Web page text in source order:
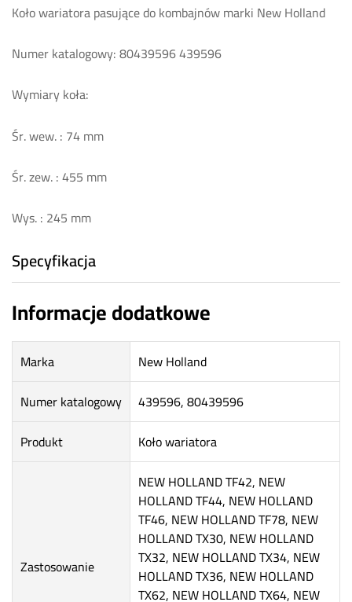
Koło wariatora pasujące do kombajnów marki New Holland
Numer katalogowy: 80439596 439596
Wymiary koła:
Śr. wew. : 74 mm
Śr. zew. : 455 mm
Wys. : 245 mm
Specyfikacja
Informacje dodatkowe
Marka
New Holland
Numer katalogowy
439596, 80439596
Produkt
Koło wariatora
Zastosowanie
NEW HOLLAND TF42, NEW
HOLLAND TF44, NEW HOLLAND
TF46, NEW HOLLAND TF78, NEW
HOLLAND TX30, NEW HOLLAND
TX32, NEW HOLLAND TX34, NEW
HOLLAND TX36, NEW HOLLAND
TX62, NEW HOLLAND TX64, NEW